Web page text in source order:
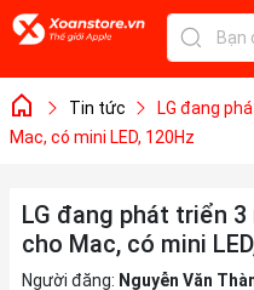
Tin tức
LG đang
Mac, có mini LED, 120Hz
LG đang phát triển
cho Mac, có mini
Người đăng: Nguyễn Văn